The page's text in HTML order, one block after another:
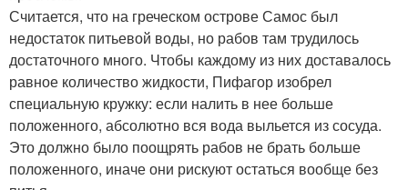
Считается, что на греческом острове Самос был
недостаток питьевой воды, но рабов там трудилось
достаточного много. Чтобы каждому из них доставалось
равное количество жидкости, Пифагор изобрел
специальную кружку: если налить в нее больше
положенного, абсолютно вся вода выльется из сосуда.
Это должно было поощрять рабов не брать больше
положенного, иначе они рискуют остаться вообще без